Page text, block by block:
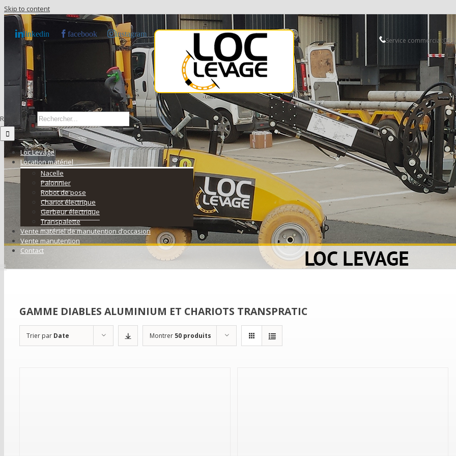
Skip to content
linkedin facebook instagram
Service commercial:06
Rechercher
Loc Levage
Location matériel
Nacelle
Palonnier
Robot de pose
Chariot électrique
Gerbeur électrique
Transpalette
Vente matériel de manutention d’occasion
Vente manutention
Contact
GAMME DIABLES ALUMINIUM ET CHARIOTS TRANSPRATIC
Trier par Date Montrer 50 produits